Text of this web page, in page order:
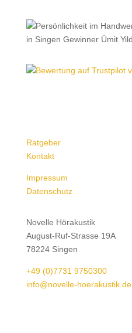
Ratgeber
Kontakt
Impressum
Datenschutz
Novelle Hörakustik
August-Ruf-Strasse 19A
78224 Singen
+49 (0)7731 9750300
info@novelle-hoerakustik.de